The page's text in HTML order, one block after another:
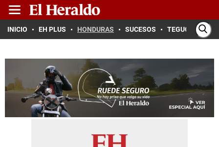
INICIO EH PLUS HONDURAS SUCESOS TEGUCIGALPA